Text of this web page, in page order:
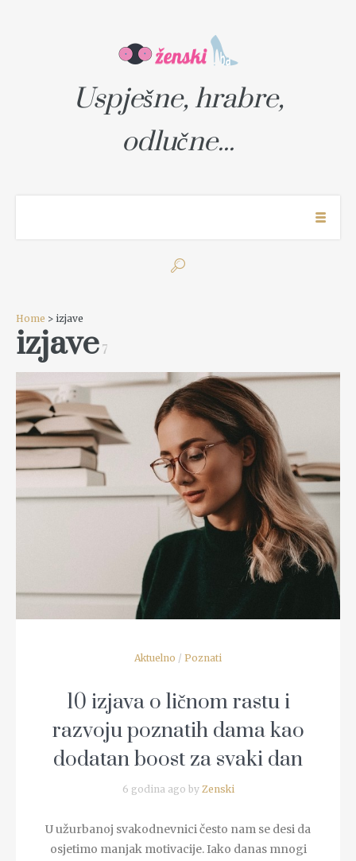
Uspješne, hrabre,
odlučne...
Home > izjave
izjave 7
READ MORE
Aktuelno / Poznati
10 izjava o ličnom rastu i
razvoju poznatih dama kao
dodatan boost za svaki dan
6 godina ago by Zenski
U užurbanoj svakodnevnici često nam se desi da
osjetimo manjak motivacije. Iako danas mnogi